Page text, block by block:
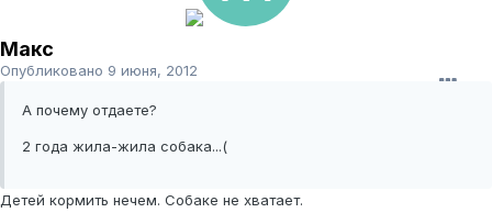
Макс
Опубликовано 9 июня, 2012
А почему отдаете?
2 года жила-жила собака...(
Детей кормить нечем. Собаке не хватает.